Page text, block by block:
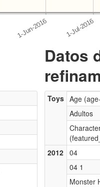
Datos
Toys Age
Adultos
2012
04
04 1
Monster